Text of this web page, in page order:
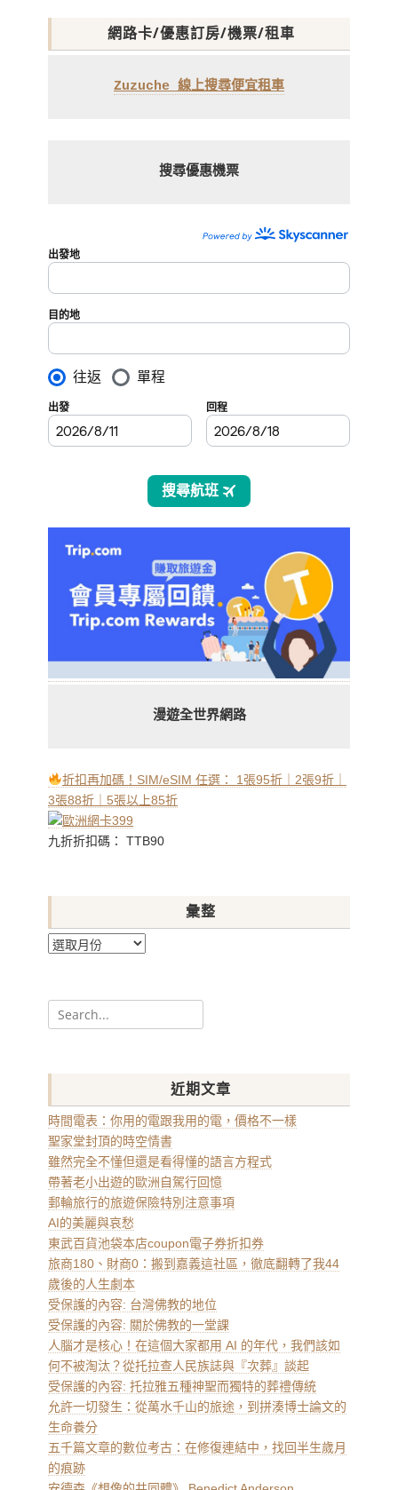
網路卡/優惠訂房/機票/租車
Zuzuche 線上搜尋便宜租車
搜尋優惠機票
漫遊全世界網路
折扣再加碼！SIM/eSIM 任選： 1張95折｜2張9折｜
3張88折｜5張以上85折
九折折扣碼： TTB90
彙整
彙
Search
for:
近期文章
時間電表：你用的電跟我用的電，價格不一樣
聖家堂封頂的時空情書
雖然完全不懂但還是看得懂的語言方程式
帶著老小出遊的歐洲自駕行回憶
郵輪旅行的旅遊保險特別注意事項
AI的美麗與哀愁
東武百貨池袋本店coupon電子券折扣券
旅商180、財商0：搬到嘉義這社區，徹底翻轉了我44
歲後的人生劇本
受保護的內容: 台灣佛教的地位
受保護的內容: 關於佛教的一堂課
人腦才是核心！在這個大家都用 AI 的年代，我們該如
何不被淘汰？從托拉查人民族誌與『次葬』談起
受保護的內容: 托拉雅五種神聖而獨特的葬禮傳統
允許一切發生：從萬水千山的旅途，到拼湊博士論文的
生命養分
五千篇文章的數位考古：在修復連結中，找回半生歲月
的痕跡